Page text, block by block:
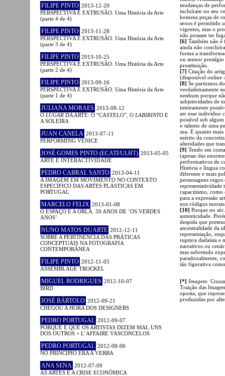
FILIPE PINTO 2013-12-20
PERSPECTIVA E EXTRUSÃO. Uma História da Arte
(parte 4 de 4)
FILIPE PINTO 2013-11-28
PERSPECTIVA E EXTRUSÃO. Uma História da Arte
(parte 3 de 4)
FILIPE PINTO 2013-10-25
PERSPECTIVA E EXTRUSÃO. Uma História da Arte
(parte 2 de 4)
FILIPE PINTO 2013-09-16
PERSPECTIVA E EXTRUSÃO. Uma História da Arte
(parte 1 de 4)
JULIANA MORAES 2013-08-12
O LUGAR DA ARTE: O “CASTELO”, O LABIRINTO E
A SOLEIRA
JUAN CANELA 2013-07-11
PERFORMING VENICE
JOSÉ GOMES PINTO (ECATI/ULHT) 2013-05-05
ARTE E INTERACTIVIDADE
PEDRO CABRAL SANTO 2013-04-11
A IMAGEM EM MOVIMENTO NO CONTEXTO
ESPECÍFICO DAS ARTES PLÁSTICAS EM
PORTUGAL
MARCELO FELIX 2013-01-08
O ESPAÇO E A ORLA. 50 ANOS DE ‘OS VERDES
ANOS’
NUNO MATOS DUARTE 2012-12-11
SOBRE A PERTINÊNCIA DAS PRÁTICAS
CONCEPTUAIS NA FOTOGRAFIA
CONTEMPORÂNEA
FILIPE PINTO 2012-11-05
ASSEMBLAGE TROCKEL
MIGUEL RODRIGUES 2012-10-07
BIRD
JOSÉ BÁRTOLO 2012-09-21
CHEGOU A HORA DOS DESIGNERS
PEDRO PORTUGAL 2012-09-07
PORQUE É QUE OS ARTISTAS DIZEM MAL UNS
DOS OUTROS + L’AFFAIRE VASCONCELOS
PEDRO PORTUGAL 2012-08-06
NO PRINCÍPIO ERA A VERBA
ANA SENA 2012-07-09
AS ARTES E A CRISE ECONÓMICA
mudanças de
incluíram no seu
homens peças de
sexos é permitido
vigentes, mas o
não possam ter
[6] Também não é
ainda não
forma a
ou menor prestígio
prostituição.
[7] Citação do
(disponível online
[8] Se partirmos
verdadeiramente
nenhum porque
subjetividades de
inteiramente
ser esse indivíduo
possível sob
o talento de uma
sua. E quanto
mérito da
alteridades que
[9] Tendo em
(apesar das
performativos de
História e língua
diferente e mais
personagens
representatividade
capacitismo, como
para a expressão
nos códigos
[10] Porque no
autenticidade.
despida que
ancestralidade da
representação,
ruptura dadaísta e
narrativos ou
mas sobretudo
paradoxalmente,
tão figurativa
[*] Imagem:
Traição das
oposta, que
produzidas por